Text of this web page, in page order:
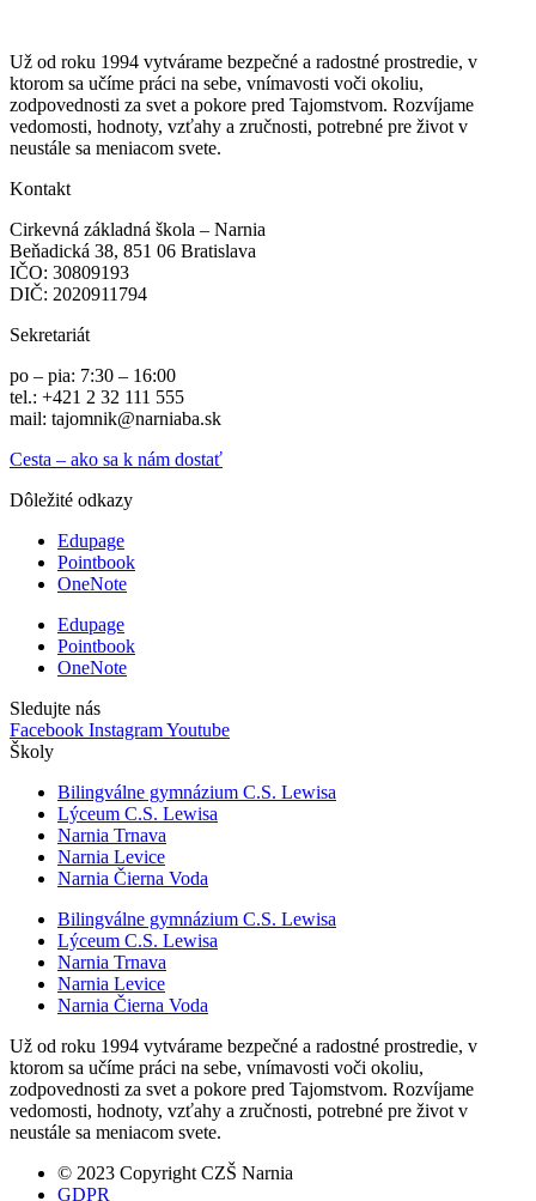
Už od roku 1994 vytvárame bezpečné a radostné prostredie, v
ktorom sa učíme práci na sebe, vnímavosti voči okoliu,
zodpovednosti za svet a pokore pred Tajomstvom. Rozvíjame
vedomosti, hodnoty, vzťahy a zručnosti, potrebné pre život v
neustále sa meniacom svete.
Kontakt
Cirkevná základná škola – Narnia
Beňadická 38, 851 06 Bratislava
IČO: 30809193
DIČ: 2020911794
Sekretariát
po – pia: 7:30 – 16:00
tel.: +421 2 32 111 555
mail: tajomnik@narniaba.sk
Cesta – ako sa k nám dostať
Dôležité odkazy
Edupage
Pointbook
OneNote
Edupage
Pointbook
OneNote
Sledujte nás
Facebook InstagramYoutube
Školy
Bilingválne gymnázium C.S. Lewisa
Lýceum C.S. Lewisa
Narnia Trnava
Narnia Levice
Narnia Čierna Voda
Bilingválne gymnázium C.S. Lewisa
Lýceum C.S. Lewisa
Narnia Trnava
Narnia Levice
Narnia Čierna Voda
Už od roku 1994 vytvárame bezpečné a radostné prostredie, v
ktorom sa učíme práci na sebe, vnímavosti voči okoliu,
zodpovednosti za svet a pokore pred Tajomstvom. Rozvíjame
vedomosti, hodnoty, vzťahy a zručnosti, potrebné pre život v
neustále sa meniacom svete.
© 2023 Copyright CZŠ Narnia
GDPR